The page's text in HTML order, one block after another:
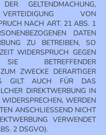
GELTENDMACHUNG,
VON
NACH ART. 21 ABS. 1
DATEN
ZU BETREIBEN, SO
WIDERSPRUCH GEGEN
BETREFFENDER
ZWECKE DERARTIGER
GILT AUCH FÜR DAS
DIREKTWERBUNG IN
WERDEN
ANSCHLIESSEND NICHT
VERWENDET
2 DSGVO).